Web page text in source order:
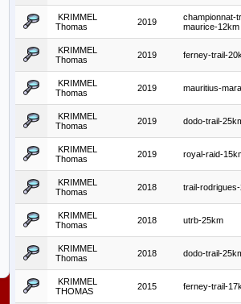
KRIMMEL
Thomas
2019
championnat-
maurice-12km
KRIMMEL
Thomas
2019 ferney-trail-
KRIMMEL
Thomas
2019 mauritius-
KRIMMEL
Thomas
2019 dodo-trail-
KRIMMEL
Thomas
2019 royal-raid-
KRIMMEL
Thomas
2018 trail-
KRIMMEL
Thomas
2018 utrb-25km
KRIMMEL
Thomas
2018 dodo-trail-
KRIMMEL
THOMAS
2015 ferney-trail-